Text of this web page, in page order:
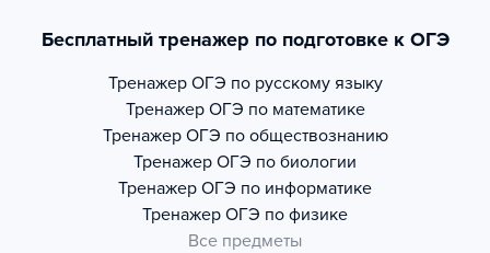
Бесплатный тренажер по подготовке к ОГЭ
Тренажер ОГЭ по русскому языку
Тренажер ОГЭ по математике
Тренажер ОГЭ по обществознанию
Тренажер ОГЭ по биологии
Тренажер ОГЭ по информатике
Тренажер ОГЭ по физике
Все предметы